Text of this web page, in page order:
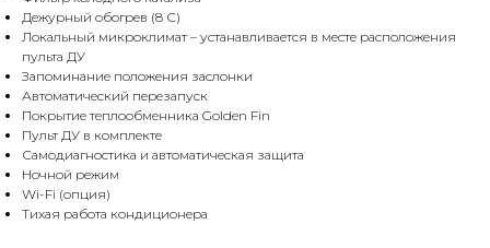
Дежурный обогрев (8 С)
Локальный микроклимат – устанавливается в месте расположения
пульта ДУ
Запоминание положения заслонки
Автоматический перезапуск
Покрытие теплообменника Golden Fin
Пульт ДУ в комплекте
Самодиагностика и автоматическая защита
Ночной режим
Wi-Fi (опция)
Тихая работа кондиционера